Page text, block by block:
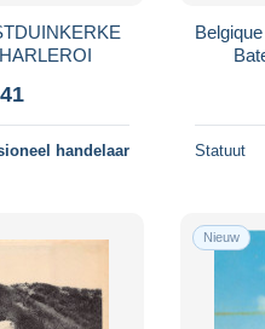
handelaar Statuut
Nieuw